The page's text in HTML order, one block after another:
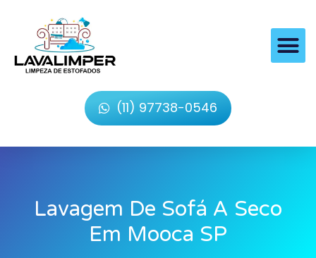
(11) 97738-0546
Lavagem De Sofá A Seco
Em Mooca SP